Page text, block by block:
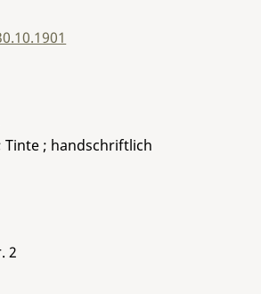
Tinte ; handschriftlich
2